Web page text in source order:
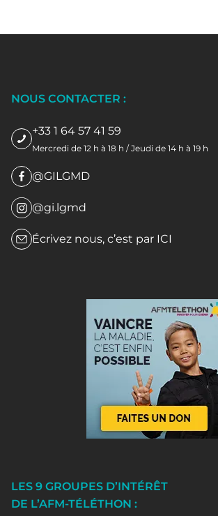
NOUS CONTACTER :
+33 1 64 57 41 59
Mercredi de 12 h à 18 h / Jeudi de 14 h à 19 h
@GILGMD
@gi.lgmd
Écrivez nous, c’est par ICI
LES 9 GROUPES D’INTÉRÊT
DE L’AFM-TÉLÉTHON :